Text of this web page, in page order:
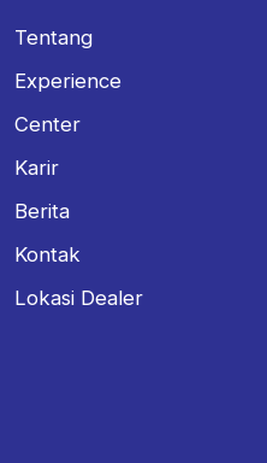
Tentang
Experience
Center
Karir
Berita
Kontak
Lokasi Dealer